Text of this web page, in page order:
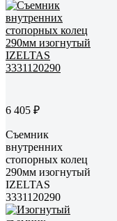
6 405 ₽
Съемник
внутренних
стопорных колец
290мм изогнутый
IZELTAS
3331120290